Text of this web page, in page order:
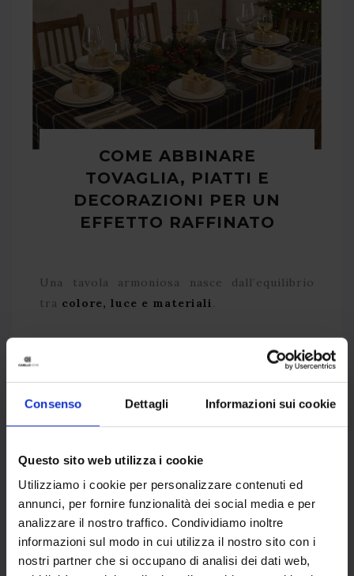
Consenso Dettagli Informazioni sui cookie
Questo sito web utilizza i cookie
Utilizziamo i cookie per personalizzare contenuti ed
annunci, per fornire funzionalità dei social media e per
analizzare il nostro traffico. Condividiamo inoltre
informazioni sul modo in cui utilizza il nostro sito con i
nostri partner che si occupano di analisi dei dati web,
COME ABBINARE
TOVAGLIA, PIATTI E
DECORAZIONI PER UN
EFFETTO RAFFINATO
Una tavola armoniosa nasce dall’equilibrio
tra colore, luce e materiali.
meglio piatti
Tovaglia tinta unita:via libera a
stoviglie con decori o bordi dorati.
Decorazioni naturali:rami di abete,
metallici o runner in velluto.